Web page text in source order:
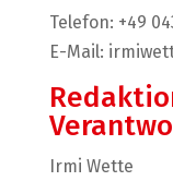
Telefon: +49
E-Mail:
Irmi Wette